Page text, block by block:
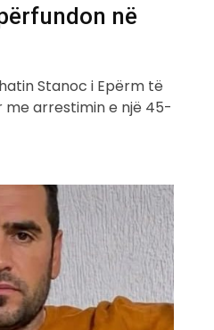
në
Stanoc i Epërm të
arrestimin e një 45-